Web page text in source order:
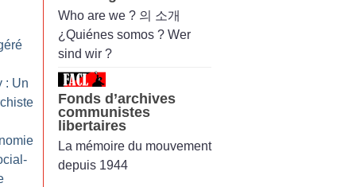
: Un
Who are we ? 의 소개
¿Quiénes somos ? Wer
sind wir ?
Fonds d’archives
communistes
libertaires
La mémoire du mouvement
depuis 1944